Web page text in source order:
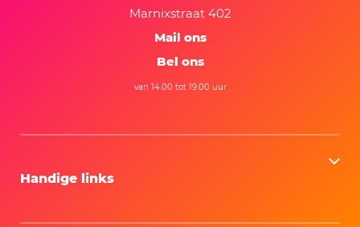
Marnixstraat 402
Mail ons
Bel ons
van 14.00 tot 19.00 uur
Handige links